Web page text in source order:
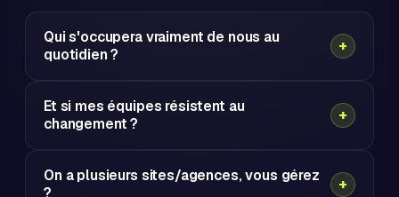
Qui s'occupera vraiment de nous au
quotidien ?
Et si mes équipes résistent au
changement ?
On a plusieurs sites/agences, vous gérez
?